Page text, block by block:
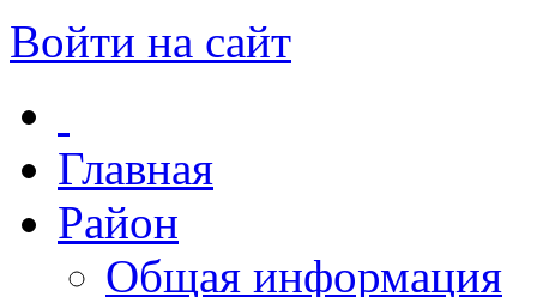
Войти на сайт
Главная
Район
Общая информация